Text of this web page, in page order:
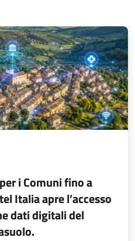
i Comuni fino a
Italia apre l’accesso
dati digitali del